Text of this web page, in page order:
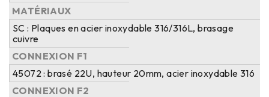
MATÉRIAUX
SC : Plaques en acier inoxydable 316/316L, brasage
cuivre
CONNEXION F1
45072 : brasé 22U, hauteur 20mm, acier inoxydable 316
CONNEXION F2